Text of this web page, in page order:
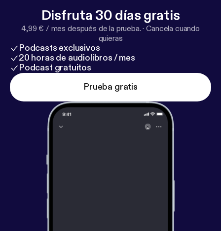
Disfruta 30 días gratis
4,99 € / mes después de la prueba. ·Cancela cuando
quieras
Podcasts exclusivos
20 horas de audiolibros / mes
Podcast gratuitos
Prueba gratis